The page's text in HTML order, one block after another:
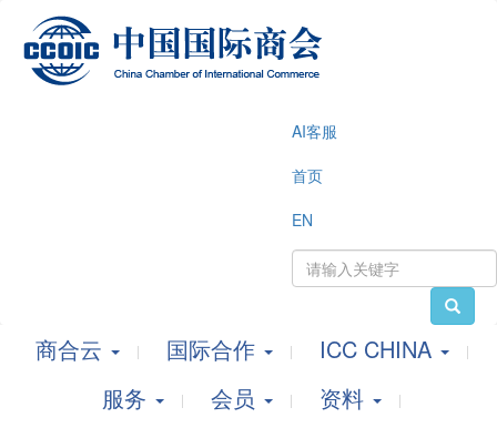
AI客服
首页
EN
商合云 国际合作
ICC CHINA
服务
会员
资料